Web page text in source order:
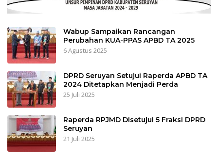
Wabup Sampaikan Rancangan
Perubahan KUA-PPAS APBD TA 2025
6 Agustus 2025
DPRD Seruyan Setujui Raperda APBD TA
2024 Ditetapkan Menjadi Perda
25 Juli 2025
Raperda RPJMD Disetujui 5 Fraksi DPRD
Seruyan
21 Juli 2025